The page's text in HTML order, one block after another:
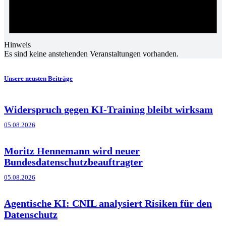
Hinweis
Es sind keine anstehenden Veranstaltungen vorhanden.
Unsere neusten Beiträge
Widerspruch gegen KI-Training bleibt wirksam
05.08.2026
Moritz Hennemann wird neuer
Bundesdatenschutzbeauftragter
05.08.2026
Agentische KI: CNIL analysiert Risiken für den
Datenschutz